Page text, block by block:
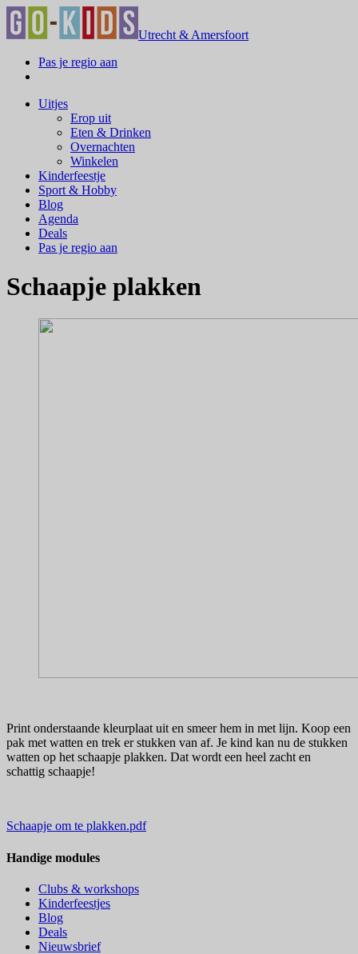
Utrecht & Amersfoort
Pas je regio aan
Uitjes
Erop uit
Eten & Drinken
Overnachten
Winkelen
Kinderfeestje
Sport & Hobby
Blog
Agenda
Deals
Pas je regio aan
Schaapje plakken
Print onderstaande kleurplaat uit en smeer hem in met lijn. Koop een
pak met watten en trek er stukken van af. Je kind kan nu de stukken
watten op het schaapje plakken. Dat wordt een heel zacht en
schattig schaapje!
Schaapje om te plakken.pdf
Handige modules
Clubs & workshops
Kinderfeestjes
Blog
Deals
Nieuwsbrief